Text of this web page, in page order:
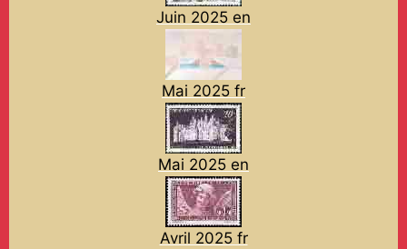
Juin 2025 en
Mai 2025 fr
Mai 2025 en
Avril 2025 fr